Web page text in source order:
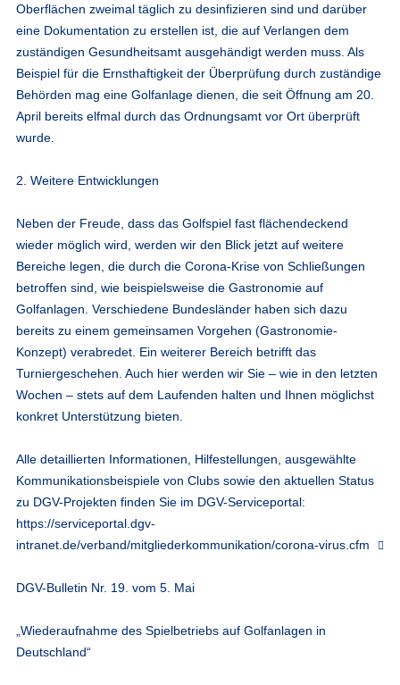
Oberflächen zweimal täglich zu desinfizieren sind und darüber
eine Dokumentation zu erstellen ist, die auf Verlangen dem
zuständigen Gesundheitsamt ausgehändigt werden muss. Als
Beispiel für die Ernsthaftigkeit der Überprüfung durch zuständige
Behörden mag eine Golfanlage dienen, die seit Öffnung am 20.
April bereits elfmal durch das Ordnungsamt vor Ort überprüft
wurde.
2. Weitere Entwicklungen
Neben der Freude, dass das Golfspiel fast flächendeckend
wieder möglich wird, werden wir den Blick jetzt auf weitere
Bereiche legen, die durch die Corona-Krise von Schließungen
betroffen sind, wie beispielsweise die Gastronomie auf
Golfanlagen. Verschiedene Bundesländer haben sich dazu
bereits zu einem gemeinsamen Vorgehen (Gastronomie-
Konzept) verabredet. Ein weiterer Bereich betrifft das
Turniergeschehen. Auch hier werden wir Sie – wie in den letzten
Wochen – stets auf dem Laufenden halten und Ihnen möglichst
konkret Unterstützung bieten.
Alle detaillierten Informationen, Hilfestellungen, ausgewählte
Kommunikationsbeispiele von Clubs sowie den aktuellen Status
zu DGV-Projekten finden Sie im DGV-Serviceportal:
https://serviceportal.dgv-
intranet.de/verband/mitgliederkommunikation/corona-virus.cfm
DGV-Bulletin Nr. 19. vom 5. Mai
„Wiederaufnahme des Spielbetriebs auf Golfanlagen in
Deutschland“